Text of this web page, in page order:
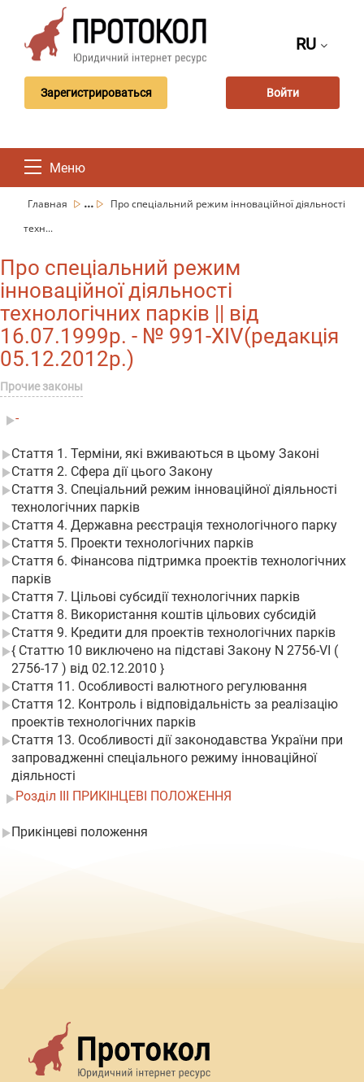
RU
Зарегистрироваться Войти
Меню
Главная ...
Про спеціальний режим інноваційної діяльності
техн...
Про спеціальний режим
інноваційної діяльності
технологічних парків || від
16.07.1999р. - № 991-XIV(редакція
05.12.2012р.)
Прочие законы
-
Стаття 1. Терміни, які вживаються в цьому Законі
Стаття 2. Сфера дії цього Закону
Стаття 3. Спеціальний режим інноваційної діяльності
технологічних парків
Стаття 4. Державна реєстрація технологічного парку
Стаття 5. Проекти технологічних парків
Стаття 6. Фінансова підтримка проектів технологічних
парків
Стаття 7. Цільові субсидії технологічних парків
Стаття 8. Використання коштів цільових субсидій
Стаття 9. Кредити для проектів технологічних парків
{ Статтю 10 виключено на підставі Закону N 2756-VI (
2756-17 ) від 02.12.2010 }
Стаття 11. Особливості валютного регулювання
Стаття 12. Контроль і відповідальність за реалізацію
проектів технологічних парків
Стаття 13. Особливості дії законодавства України при
запровадженні спеціального режиму інноваційної
діяльності
Розділ III ПРИКІНЦЕВІ ПОЛОЖЕННЯ
Прикінцеві положення